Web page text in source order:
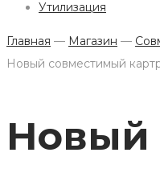
Утилизация
Главная — Магазин —
Новый совместимый
Новый